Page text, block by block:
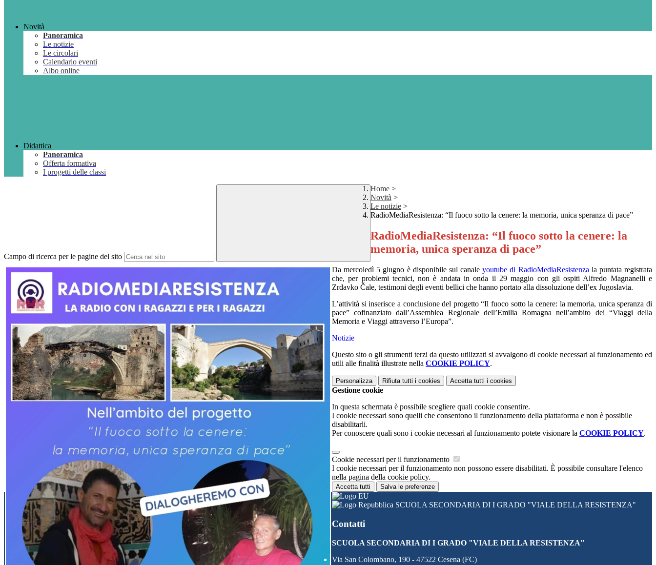
Novità
Panoramica
Le notizie
Le circolari
Calendario eventi
Albo online
Didattica
Panoramica
Offerta formativa
I progetti delle classi
Campo di ricerca per le pagine del sito
Home >
Novità >
Le notizie >
RadioMediaResistenza: “Il fuoco sotto la cenere: la memoria, unica speranza di pace”
RadioMediaResistenza: “Il fuoco sotto la cenere: la
memoria, unica speranza di pace”
Damercoledì 5 giugno è disponibile sul canaleyoutube di RadioMediaResistenza la puntata registrata
che, per problemi tecnici, non è andata in onda il 29 maggio con gli ospiti Alfredo Magnanelli e
Zrdavko Čale, testimoni degli eventi bellici che hanno portato alla dissoluzione dell’ex Jugoslavia.
L’attività si inserisce a conclusione del progetto “Il fuoco sotto la cenere: la memoria, unica speranza di
pace” cofinanziato dall’Assemblea Regionale dell’Emilia Romagna nell’ambito dei “Viaggi della
Memoria e Viaggi attraverso l’Europa”.
Notizie
Questo sito o gli strumenti terzi da questo utilizzati si avvalgono di cookie necessari al funzionamento ed
utili alle finalità illustrate nella COOKIE POLICY.
Personalizza Rifiuta tutti i cookies Accetta tutti i cookies
Gestione cookie
In questa schermata è possibile scegliere quali cookie consentire.
I cookie necessari sono quelli che consentono il funzionamento della piattaforma e non è possibile
disabilitarli.
Per conoscere quali sono i cookie necessari al funzionamento potete visionare la COOKIE POLICY.
Cookie necessari per il funzionamento
I cookie necessari per il funzionamento non possono essere disabilitati. È possibile consultare l'elenco
nella pagina della cookie policy.
Accetta tutti Salva le preferenze
SCUOLA SECONDARIA DI I GRADO "VIALE DELLA RESISTENZA"
Contatti
SCUOLA SECONDARIA DI I GRADO "VIALE DELLA RESISTENZA"
Via San Colombano, 190 - 47522 Cesena (FC)